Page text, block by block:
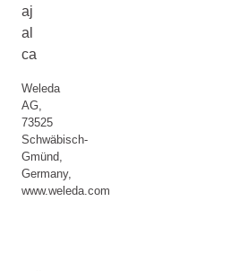
aj
al
ca
Weleda
AG,
73525
Schwäbisch-
Gmünd,
Germany,
www.weleda.com